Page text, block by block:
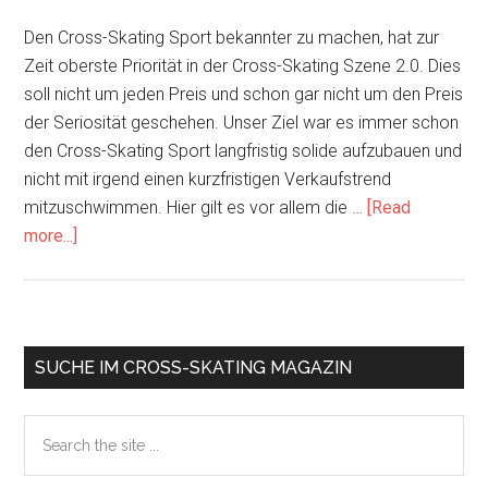
Den Cross-Skating Sport bekannter zu machen, hat zur
Zeit oberste Priorität in der Cross-Skating Szene 2.0. Dies
soll nicht um jeden Preis und schon gar nicht um den Preis
der Seriosität geschehen. Unser Ziel war es immer schon
den Cross-Skating Sport langfristig solide aufzubauen und
nicht mit irgend einen kurzfristigen Verkaufstrend
mitzuschwimmen. Hier gilt es vor allem die …
[Read
more...]
Skater“
Primary
SUCHE IM CROSS-SKATING MAGAZIN
the